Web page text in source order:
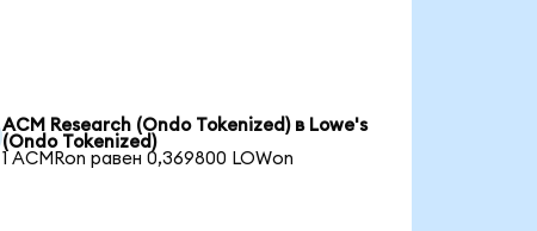
ACM Research (Ondo Tokenized) в Lowe's
(Ondo Tokenized)
1 ACMRon равен 0,369800 LOWon